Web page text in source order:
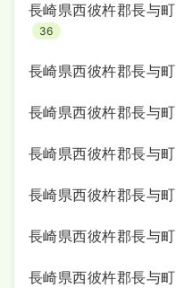
長崎県西彼杵郡長与町
36
長崎県西彼杵郡長与町
長崎県西彼杵郡長与町
長崎県西彼杵郡長与町
長崎県西彼杵郡長与町
長崎県西彼杵郡長与町
長崎県西彼杵郡長与町